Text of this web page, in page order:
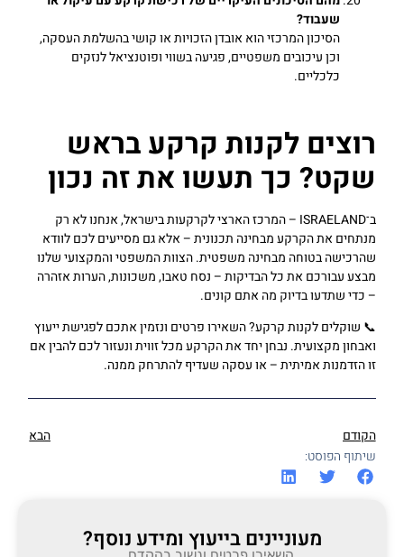
שעבוד?
הסיכון המרכזי הוא אובדן הזכויות או קושי בהשלמת העסקה,
וכן עיכובים משפטיים, פגיעה בשווי ופוטנציאל לנזקים
כלכליים.
רוצים לקנות קרקע בראש
שקט? כך תעשו את זה נכון
ב־ISRAELAND – המרכז הארצי לקרקעות בישראל, אנחנו לא רק
מנתחים את הקרקע מבחינה תכנונית – אלא גם מסייעים לכם לוודא
שהרכישה בטוחה מבחינה משפטית. הצוות המשפטי והמקצועי שלנו
מבצע עבורכם את כל הבדיקות – נסח טאבו, משכונות, הערות אזהרה
– כדי שתדעו בדיוק מה אתם קונים.
📞 שוקלים לקנות קרקע? השאירו פרטים ונזמין אתכם לפגישת ייעוץ
ואבחון מקצועית. נבחן יחד את הקרקע מכל זווית ונעזור לכם להבין אם
זו הזדמנות אמיתית – או עסקה שעדיף להתרחק ממנה.
הקודם
הבא
שיתוף הפוסט:
מעוניינים בייעוץ ומידע נוסף?